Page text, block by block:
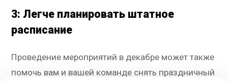
3: Легче планировать штатное
расписание
Проведение мероприятий в декабре может также
помочь вам и вашей команде снять праздничный